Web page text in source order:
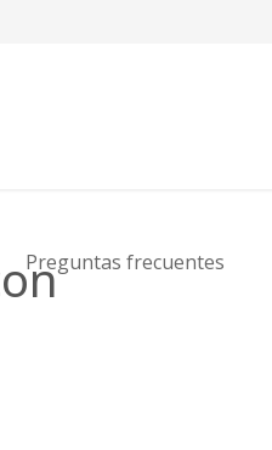
Preguntas frecuentes